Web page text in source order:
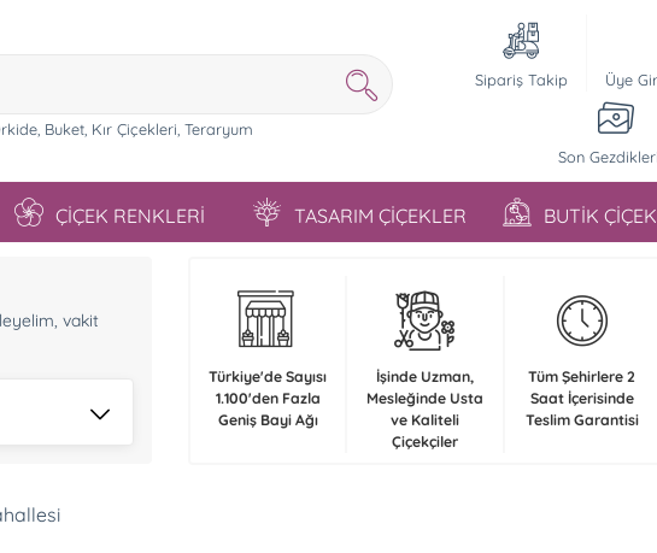
Buket, Kır Çiçekleri, Teraryum
Sipariş Takip Üye
Son
ÇİÇEK RENKLERİ TASARIM ÇİÇEKLER BUTİK
vakit
Türkiye'de Sayısı
1.100'den Fazla
Geniş Bayi Ağı
İşinde Uzman,
Mesleğinde Usta
ve Kaliteli
Çiçekçiler
Tüm Şehirlere 2
Saat İçerisinde
Teslim Garantisi